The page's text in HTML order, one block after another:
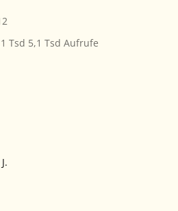
5,1 Tsd Aufrufe